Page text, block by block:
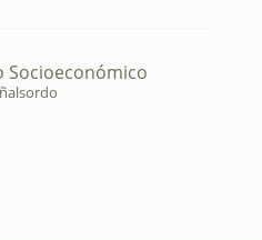
Socioeconómico